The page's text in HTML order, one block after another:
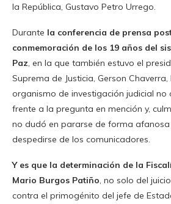
la República, Gustavo Petro Urrego.
Durante la conferencia de prensa
conmemoración de los 19 años del
Paz , en la que también estuvo el
Suprema de Justicia, Gerson
organismo de investigación judicial no
frente a la pregunta en mención y,
no dudó en pararse de forma afanosa
despedirse de los comunicadores.
Y es que la determinación de la
Mario Burgos Patiño , no solo del
contra el primogénito del jefe de